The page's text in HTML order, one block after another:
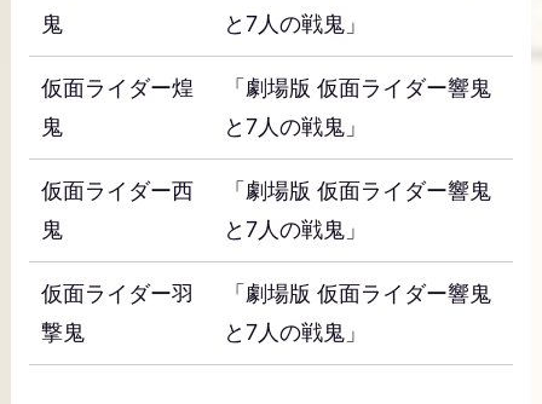
鬼
と7人の戦鬼」
仮面ライダー煌
鬼
「劇場版 仮面ライダー響鬼
と7人の戦鬼」
仮面ライダー西
鬼
「劇場版 仮面ライダー響鬼
と7人の戦鬼」
仮面ライダー羽
撃鬼
「劇場版 仮面ライダー響鬼
と7人の戦鬼」